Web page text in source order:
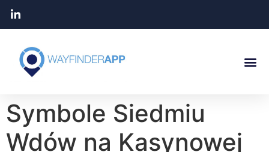
Symbole Siedmiu
Wdów na Kasynowej